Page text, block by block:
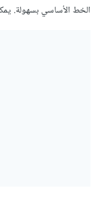
بناءً على حجم الشاشة
تستخدم
وأبعاد
الخط الأساسي بسهولة.